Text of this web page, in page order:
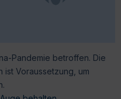
Pandemie betroffen. Die
ist Voraussetzung, um